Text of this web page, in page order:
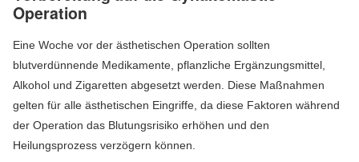
Operation
Eine Woche vor der ästhetischen Operation sollten
blutverdünnende Medikamente, pflanzliche Ergänzungsmittel,
Alkohol und Zigaretten abgesetzt werden. Diese Maßnahmen
gelten für alle ästhetischen Eingriffe, da diese Faktoren während
der Operation das Blutungsrisiko erhöhen und den
Heilungsprozess verzögern können.